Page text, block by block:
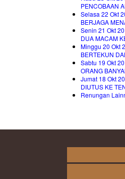
PENCOBAAN
Selasa 22 Okt
BERJAGA
Senin 21 Okt
DUA MACAM
Minggu 20 Okt
BERTEKUN
Sabtu 19 Okt
ORANG
Jumat 18 Okt
DIUTUS KE
Renungan